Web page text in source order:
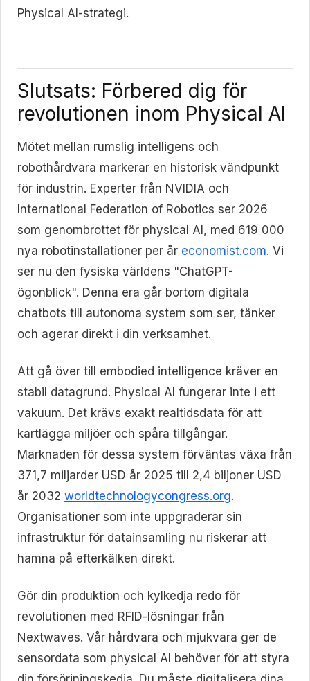
Physical AI-strategi.
Slutsats: Förbered dig för
revolutionen inom Physical AI
Mötet mellan rumslig intelligens och
robothårdvara markerar en historisk vändpunkt
för industrin. Experter från NVIDIA och
International Federation of Robotics ser 2026
som genombrottet för physical AI, med 619 000
nya robotinstallationer per år economist.com. Vi
ser nu den fysiska världens "ChatGPT-
ögonblick". Denna era går bortom digitala
chatbots till autonoma system som ser, tänker
och agerar direkt i din verksamhet.
Att gå över till embodied intelligence kräver en
stabil datagrund. Physical AI fungerar inte i ett
vakuum. Det krävs exakt realtidsdata för att
kartlägga miljöer och spåra tillgångar.
Marknaden för dessa system förväntas växa från
371,7 miljarder USD år 2025 till 2,4 biljoner USD
år 2032 worldtechnologycongress.org.
Organisationer som inte uppgraderar sin
infrastruktur för datainsamling nu riskerar att
hamna på efterkälken direkt.
Gör din produktion och kylkedja redo för
revolutionen med RFID-lösningar från
Nextwaves. Vår hårdvara och mjukvara ger de
sensordata som physical AI behöver för att styra